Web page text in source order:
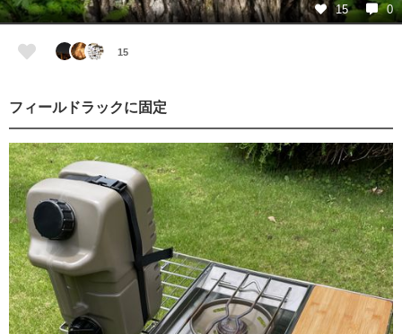
15 0
15
フィールドラックに固定